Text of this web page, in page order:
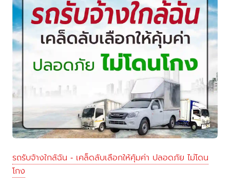
รถรับจ้างใกล้ฉัน - เคล็ดลับเลือกให้คุ้มค่า ปลอดภัย ไม่โดน
โกง